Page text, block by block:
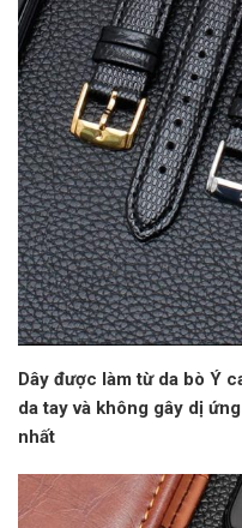
Dây được làm từ da bò Ý
da tay và không gây dị
nhất